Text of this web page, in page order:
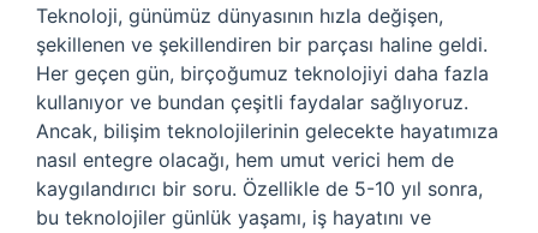
Teknoloji, günümüz dünyasının hızla değişen,
şekillenen ve şekillendiren bir parçası haline geldi.
Her geçen gün, birçoğumuz teknolojiyi daha fazla
kullanıyor ve bundan çeşitli faydalar sağlıyoruz.
Ancak, bilişim teknolojilerinin gelecekte hayatımıza
nasıl entegre olacağı, hem umut verici hem de
kaygılandırıcı bir soru. Özellikle de 5-10 yıl sonra,
bu teknolojiler günlük yaşamı, iş hayatını ve